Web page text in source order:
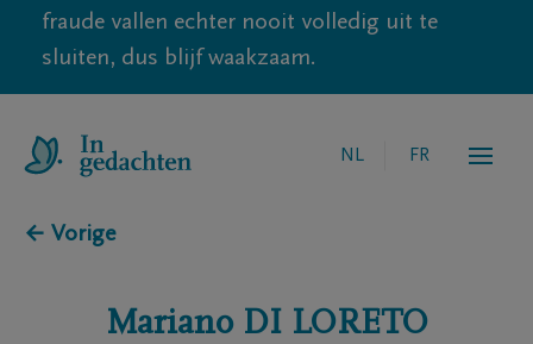
fraude vallen echter nooit volledig uit te
sluiten, dus blijf waakzaam.
NL FR
← Vorige
Mariano DI LORETO